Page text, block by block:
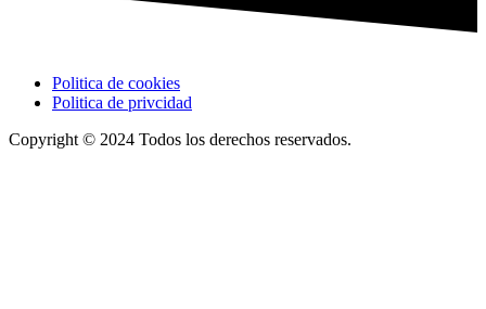
Politica de cookies
Politica de privcidad
Copyright © 2024 Todos los derechos reservados.